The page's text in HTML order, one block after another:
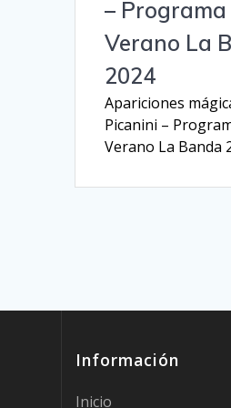
– Programa
Verano La
2024
Apariciones
Picanini –
Verano La Banda
Información
Inicio